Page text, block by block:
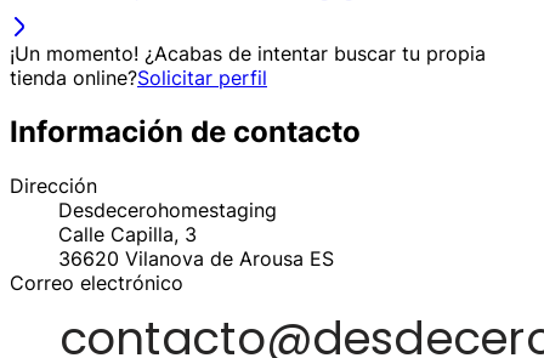
¡Un momento! ¿Acabas de intentar buscar tu propia
tienda online?Solicitar perfil
Información de contacto
Dirección
Desdecerohomestaging
Calle Capilla, 3
36620 Vilanova de Arousa ES
Correo electrónico